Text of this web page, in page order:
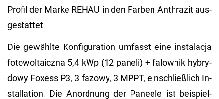
Pro­fil der Marke REHAU in den Far­ben An­thra­zit aus­
ge­stat­tet.
Die ge­wähl­te Kon­fi­gu­ra­ti­on um­fasst eine instalac­ja
fo­to­wol­taicz­na 5,4 kWp (12 pa­ne­li) + fa­low­nik hy­bry­
dowy Fo­xess P3, 3 fa­zowy, 3 MPPT, ein­schlie­ß­lich In­
stal­la­ti­on. Die An­ord­nung der Pa­nee­le ist bei­spiel­